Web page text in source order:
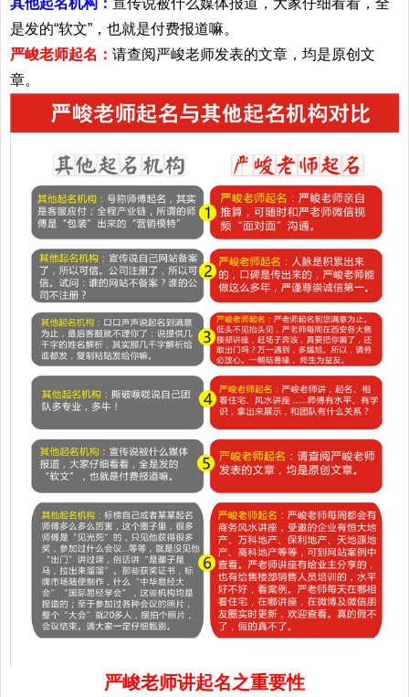
是发的“软文”，也就是付费报道嘛。
严峻老师起名： 请查阅严峻老师发表的文章，均是原创文
章。
严峻老师讲起名之重要性